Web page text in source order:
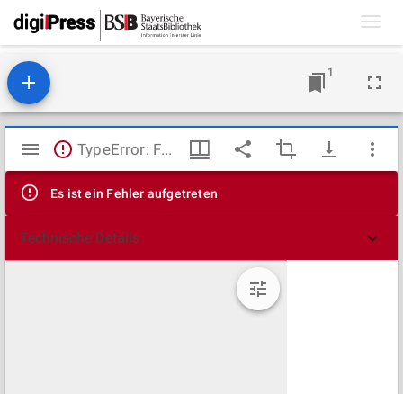
1
Mirador
Viewer
TypeError: Failed to fetch
Es ist ein Fehler aufgetreten
Technische Details